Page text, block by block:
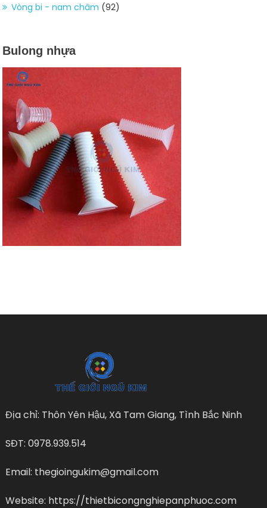
Vòng bi - nam châm (92)
Bulong nhựa
Địa chỉ: Thôn Yên Hậu, Xã Tam Giang, Tình Bắc Ninh
SĐT: 0978.939.514
Email: thegioingukim@gmail.com
Website: https://thietbicongnghiepanphuoc.com